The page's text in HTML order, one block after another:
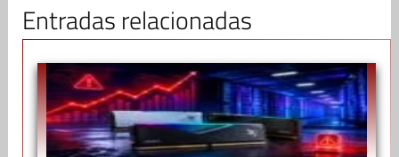
Entradas relacionadas